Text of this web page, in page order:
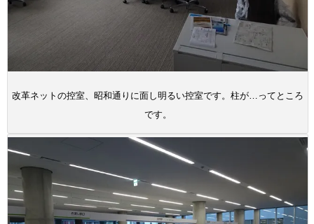
改革ネットの控室、昭和通りに面し明るい控室です。柱が…ってところ
です。